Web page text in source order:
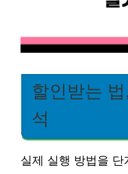
할인받는
석
실제 실행 방법을